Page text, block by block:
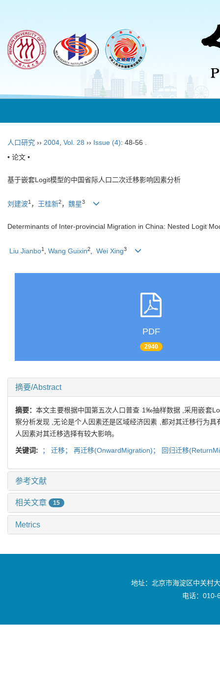
人口研究 ›› 2004 Vol. 28 ›› Issue (4): 48-56 .
• 论文 •
基于嵌套Logit模型的中国省际人口二次迁移影响因素分析
刘建波1 ， 王桂新2， 魏星3
Determinants of Inter-provincial Migration in China: Nested Logit
Liu Jianbo1 Wang Guixin2 Wei Xing3
PDF
2940
摘要/Abstract
摘要：本文主要根据中国第五次人口普查 1‰抽样数据 ,采用嵌套
察分析发现 ,无论是个人因素还是区域经济因素 ,都对其迁移行为
人因素对其迁移选择有较大影响。
关键词: ； 迁移； 再迁移(OnwardMigration)； 回归迁移
参考文献
相关文章 15
Metrics
地址：北京市海淀区中关村
电话：